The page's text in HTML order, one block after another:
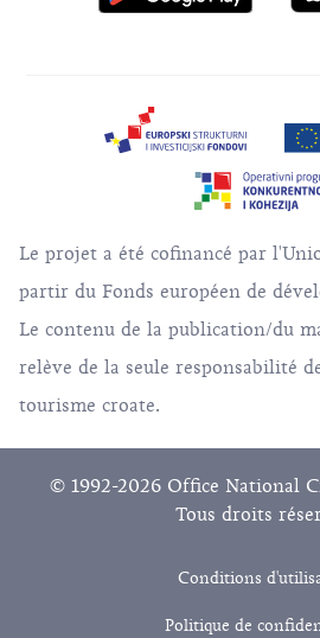
Le projet a été cofinancé par
partir du Fonds européen de
Le contenu de la publication/du
relève de la seule responsabilité
tourisme croate.
© 1992-2026 Office National
Tous droits
Conditions
Politique de